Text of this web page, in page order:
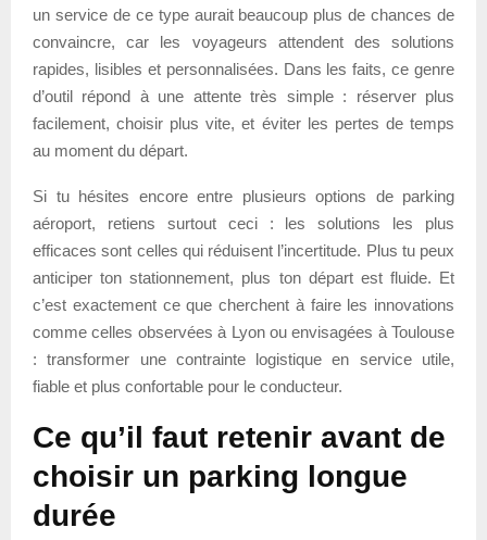
un service de ce type aurait beaucoup plus de chances de
convaincre, car les voyageurs attendent des solutions
rapides, lisibles et personnalisées. Dans les faits, ce genre
d’outil répond à une attente très simple : réserver plus
facilement, choisir plus vite, et éviter les pertes de temps
au moment du départ.
Si tu hésites encore entre plusieurs options de parking
aéroport, retiens surtout ceci : les solutions les plus
efficaces sont celles qui réduisent l’incertitude. Plus tu peux
anticiper ton stationnement, plus ton départ est fluide. Et
c’est exactement ce que cherchent à faire les innovations
comme celles observées à Lyon ou envisagées à Toulouse
: transformer une contrainte logistique en service utile,
fiable et plus confortable pour le conducteur.
Ce qu’il faut retenir avant de
choisir un parking longue
durée